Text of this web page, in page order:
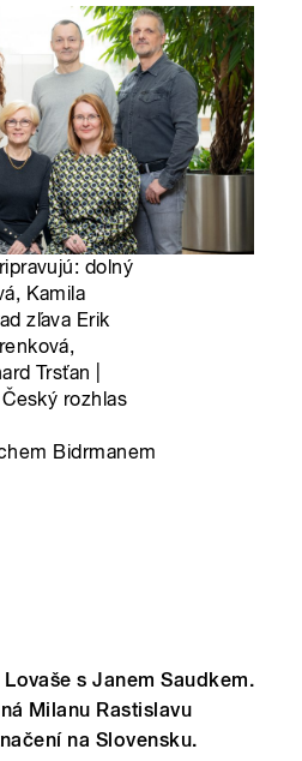
dolný
Kamila
zľava Erik
Trsťan |
Český rozhlas
Bidrmanem
s Janem Saudkem.
Milanu Rastislavu
na Slovensku.